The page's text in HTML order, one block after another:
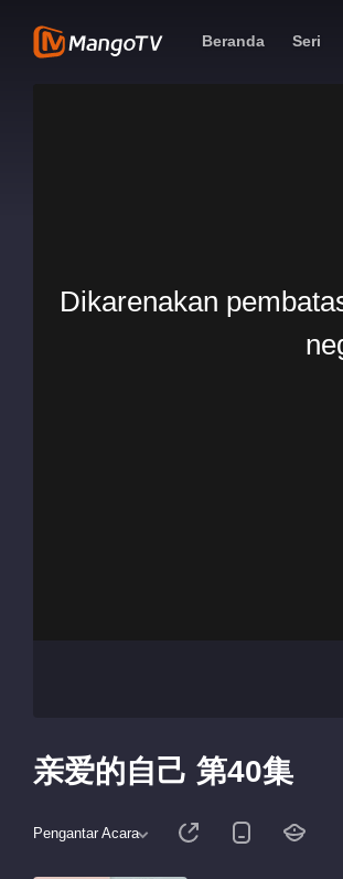
Beranda Seri
Dikarenakan
亲爱的自己 第40集
Pengantar Acara